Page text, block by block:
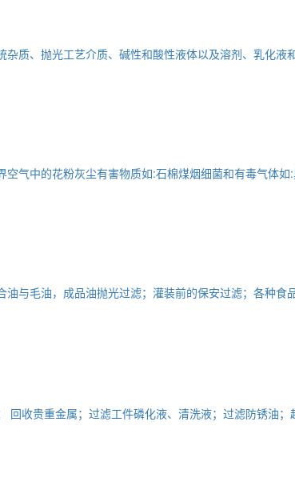
质、抛光工艺介质、碱性和酸性液体以及溶剂、乳化液
气中的花粉灰尘有害物质如:石棉煤烟细菌和有毒气体如
油与毛油，成品油抛光过滤；灌装前的保安过滤；各种
回收贵重金属；过滤工件磷化液、清洗液；过滤防锈油